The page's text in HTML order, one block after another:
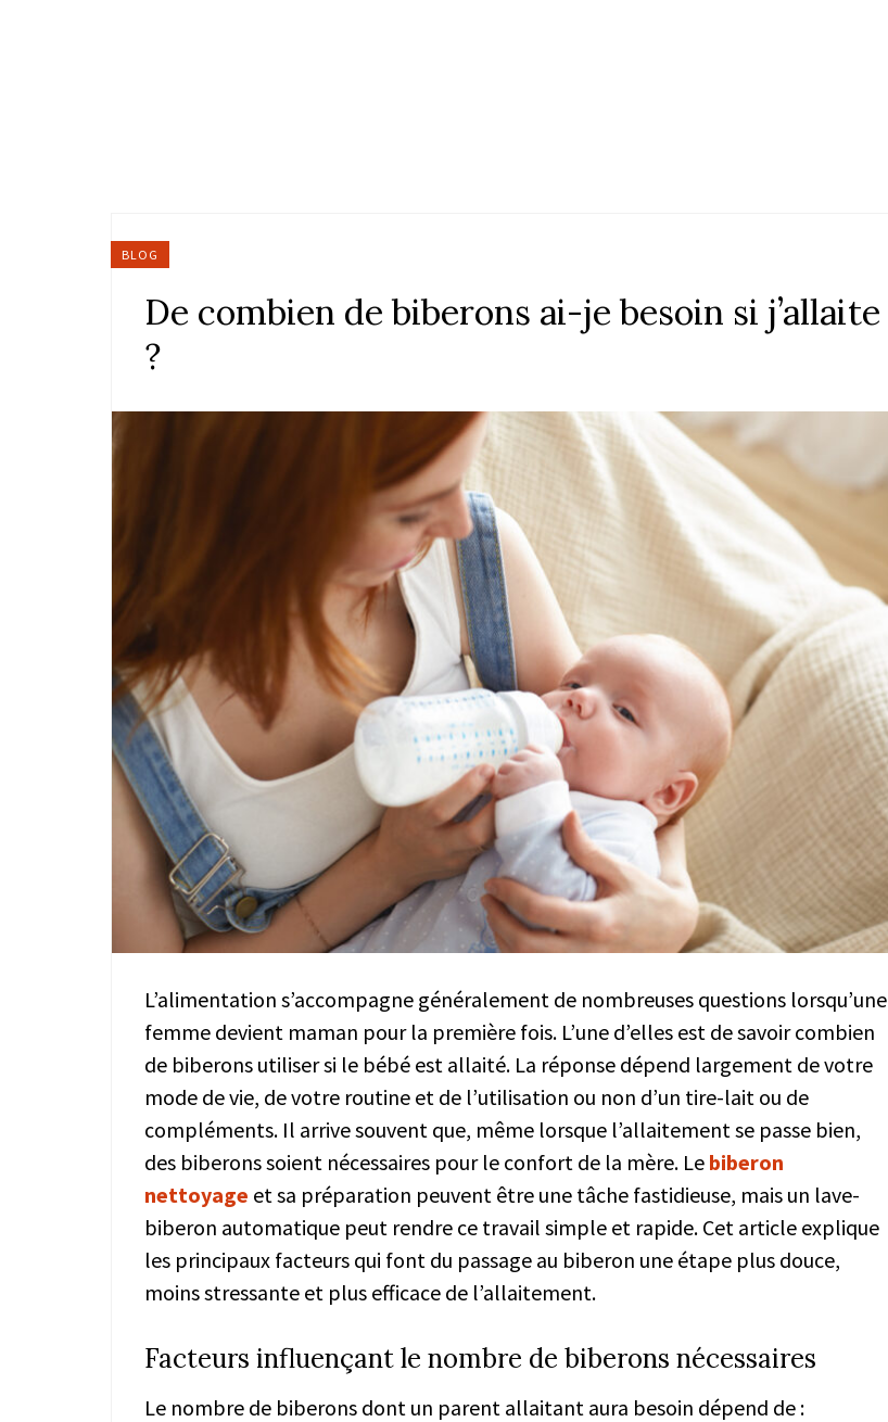
BLOG
De combien de biberons ai-je besoin si j’allaite
?
L’alimentation s’accompagne généralement de nombreuses questions lorsqu’une
femme devient maman pour la première fois. L’une d’elles est de savoir combien
de biberons utiliser si le bébé est allaité. La réponse dépend largement de votre
mode de vie, de votre routine et de l’utilisation ou non d’un tire-lait ou de
compléments. Il arrive souvent que, même lorsque l’allaitement se passe bien,
des biberons soient nécessaires pour le confort de la mère. Le biberon
nettoyage et sa préparation peuvent être une tâche fastidieuse, mais un lave-
biberon automatique peut rendre ce travail simple et rapide. Cet article explique
les principaux facteurs qui font du passage au biberon une étape plus douce,
moins stressante et plus efficace de l’allaitement.
Facteurs influençant le nombre de biberons nécessaires
Le nombre de biberons dont un parent allaitant aura besoin dépend de :